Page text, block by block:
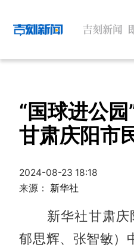
“国球进公
甘肃庆阳市
2024-08-23 18:18
来源： 新华社
新华社甘肃庆
郁思辉、张智敏）